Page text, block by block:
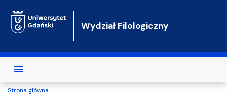
Wydział Filologiczny
Strona główna